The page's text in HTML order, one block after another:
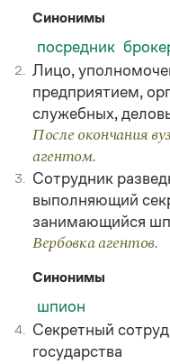
Синонимы
посредник
2.
Лицо,
предприятием,
служебных,
После окончания
агентом.
3.
Сотрудник
выполняющий
занимающийся
Вербовка агентов.
Синонимы
шпион
4.
Секретный
государства